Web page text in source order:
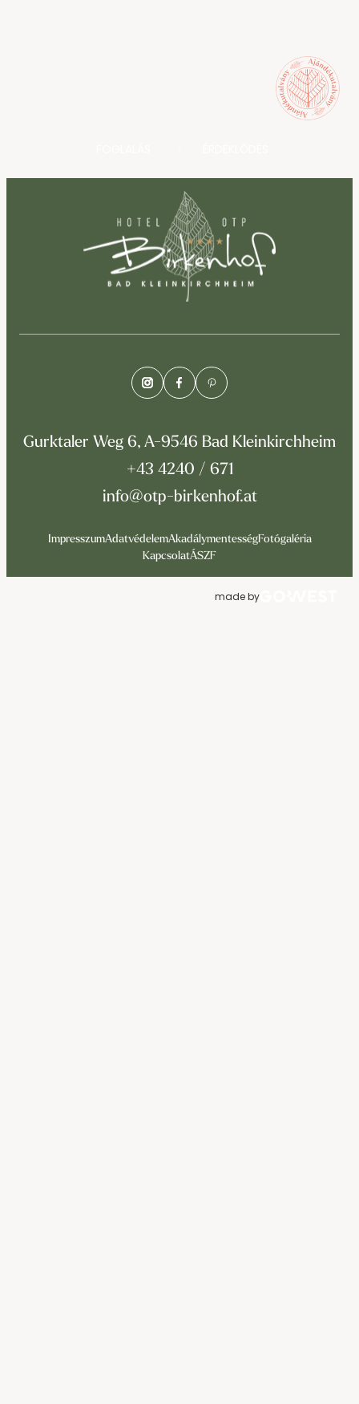
Gurktaler Weg 6, A-9546 Bad Kleinkirchheim
+43 4240 / 671
info@otp-birkenhof.at
ImpresszumAdatvédelemAkadálymentességFotógaléria
KapcsolatÁSZF
made by